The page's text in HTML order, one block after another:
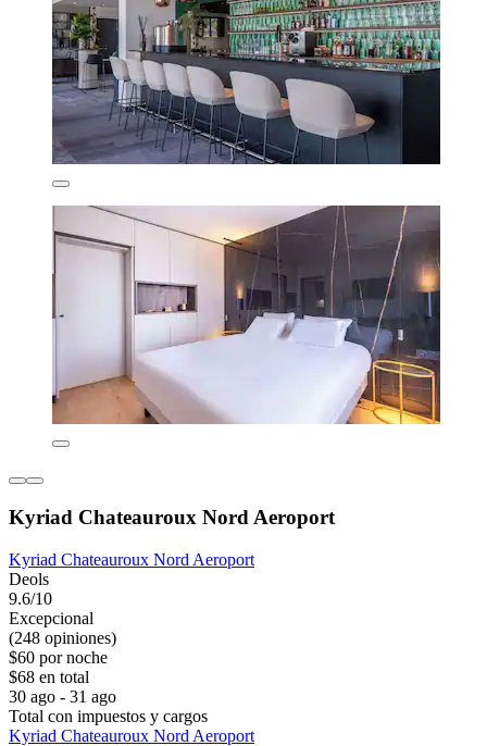
Kyriad Chateauroux Nord Aeroport
Kyriad Chateauroux Nord Aeroport
Deols
9.6/10
Excepcional
(248 opiniones)
$60 por noche
$68 en total
30 ago - 31 ago
Total con impuestos y cargos
Kyriad Chateauroux Nord Aeroport